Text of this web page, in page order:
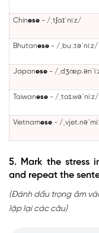
Chinese - /ˌtʃaɪˈniːz/
Bhutanese - /ˌbuː.təˈniːz/
Japanese - /
Taiwanese - /ˌtaɪ.wəˈniːz/
Vietnamese - /
5. Mark the stress
and repeat the
(Đánh dấu trọng âm
lặp lại các câu)